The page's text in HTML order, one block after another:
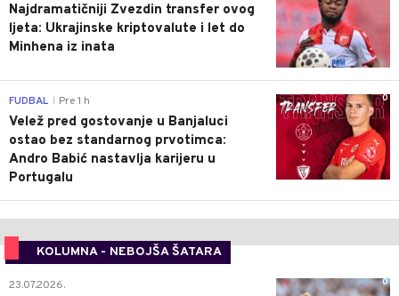
Najdramatičniji Zvezdin transfer ovog
ljeta: Ukrajinske kriptovalute i let do
Minhena iz inata
0
FUDBAL Pre 1 h
Velež pred gostovanje u Banjaluci
ostao bez standarnog prvotimca:
Andro Babić nastavlja karijeru u
Portugalu
KOLUMNA - NEBOJŠA ŠATARA
0
23.07.2026.